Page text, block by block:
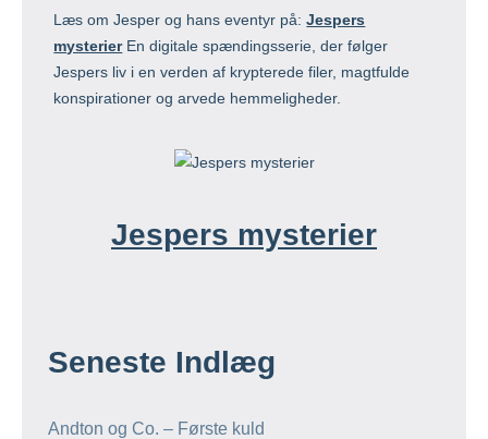
Læs om Jesper og hans eventyr på:Jespers
mysterier En digitale spændingsserie, der følger
Jespers liv i en verden af krypterede filer, magtfulde
konspirationer og arvede hemmeligheder.
Jespers mysterier
Seneste Indlæg
Andton og Co. – Første kuld